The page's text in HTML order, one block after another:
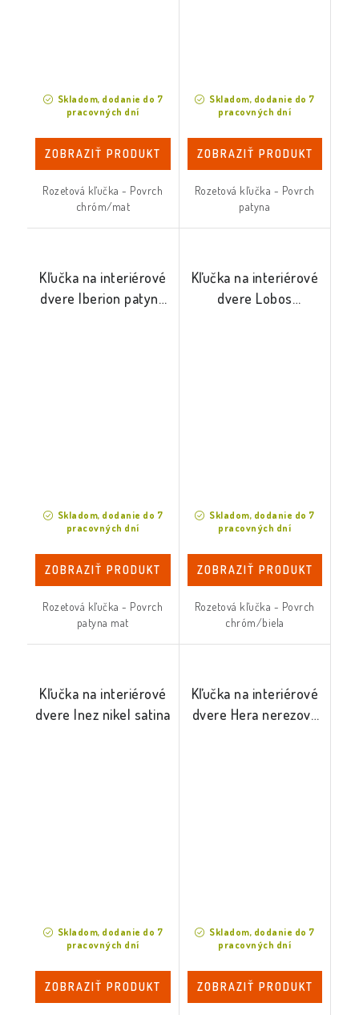
Skladom, dodanie do 7
pracovných dní
ZOBRAZIŤ PRODUKT
Rozetová kľučka - Povrch
chróm/mat
Skladom, dodanie do 7
pracovných dní
ZOBRAZIŤ PRODUKT
Rozetová kľučka - Povrch
patyna
Kľučka na interiérové
dvere Iberion patyna
Skladom, dodanie do 7
pracovných dní
ZOBRAZIŤ PRODUKT
Rozetová kľučka - Povrch
patyna mat
Kľučka na interiérové
dvere Lobos
Skladom, dodanie do 7
pracovných dní
ZOBRAZIŤ PRODUKT
Rozetová kľučka - Povrch
chróm/biela
Kľučka na interiérové
dvere Inez nikel satina
Skladom, dodanie do 7
pracovných dní
ZOBRAZIŤ PRODUKT
Kľučka na interiérové
dvere Hera nerezová
Skladom, dodanie do 7
pracovných dní
ZOBRAZIŤ PRODUKT